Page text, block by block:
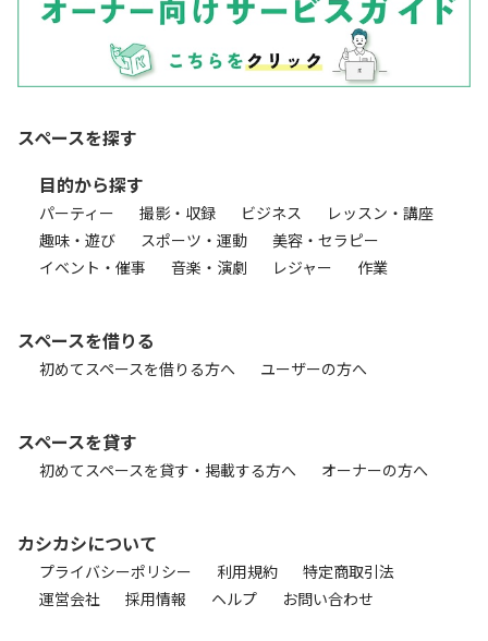
スペースを探す
目的から探す
パーティー 撮影・収録 ビジネス
レッスン・講座
趣味・遊び
スポーツ・運動
美容・セラピー
イベント・催事
音楽・演劇 レジャー 作業
スペースを借りる
初めてスペースを借りる方へ ユーザーの方へ
スペースを貸す
初めてスペースを貸す・掲載する方へ オーナーの方へ
カシカシについて
プライバシーポリシー 利用規約
特定商取引法
運営会社
採用情報 ヘルプ お問い合わせ